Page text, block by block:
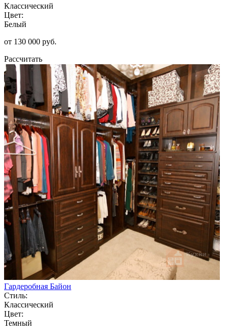
Классический
Цвет:
Белый
от 130 000 руб.
Рассчитать
Гардеробная Байон
Стиль:
Классический
Цвет:
Темный